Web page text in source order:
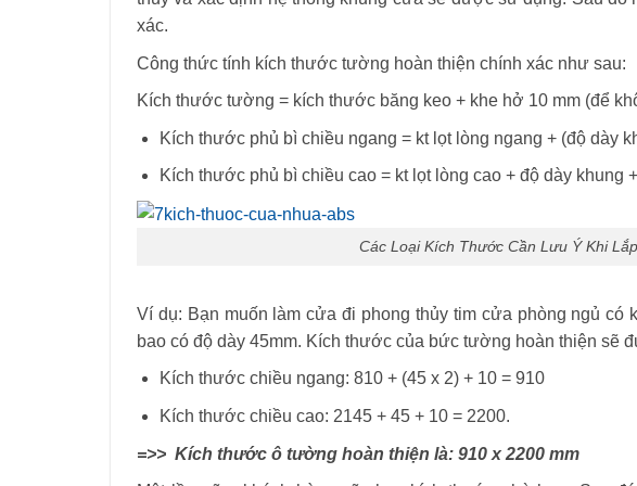
xác.
Công thức tính kích thước tường hoàn thiện chính xác như sau:
Kích thước tường = kích thước băng keo + khe hở 10 mm (để
Kích thước phủ bì chiều ngang = kt lọt lòng ngang + (độ dày
Kích thước phủ bì chiều cao = kt lọt lòng cao + độ dày khung
Các Loại Kích Thước Cần Lưu Ý Khi
Ví dụ: Bạn muốn làm cửa đi phong thủy tim cửa phòng ngủ
bao có độ dày 45mm. Kích thước của bức tường hoàn thiện sẽ
Kích thước chiều ngang: 810 + (45 x 2) + 10 = 910
Kích thước chiều cao: 2145 + 45 + 10 = 2200.
=>> Kích thước ô tường hoàn thiện là: 910 x 2200 mm